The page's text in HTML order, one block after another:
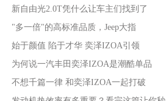
新自由光2.0T凭什么让车主们找到了
"多一倍"的高标准品质，Jeep大指
始于颜值 陷于才华 奕泽IZOA引领
为何说一汽丰田奕泽IZOA是潮酷单品
不想千篇一律 和奕泽IZOA一起打破